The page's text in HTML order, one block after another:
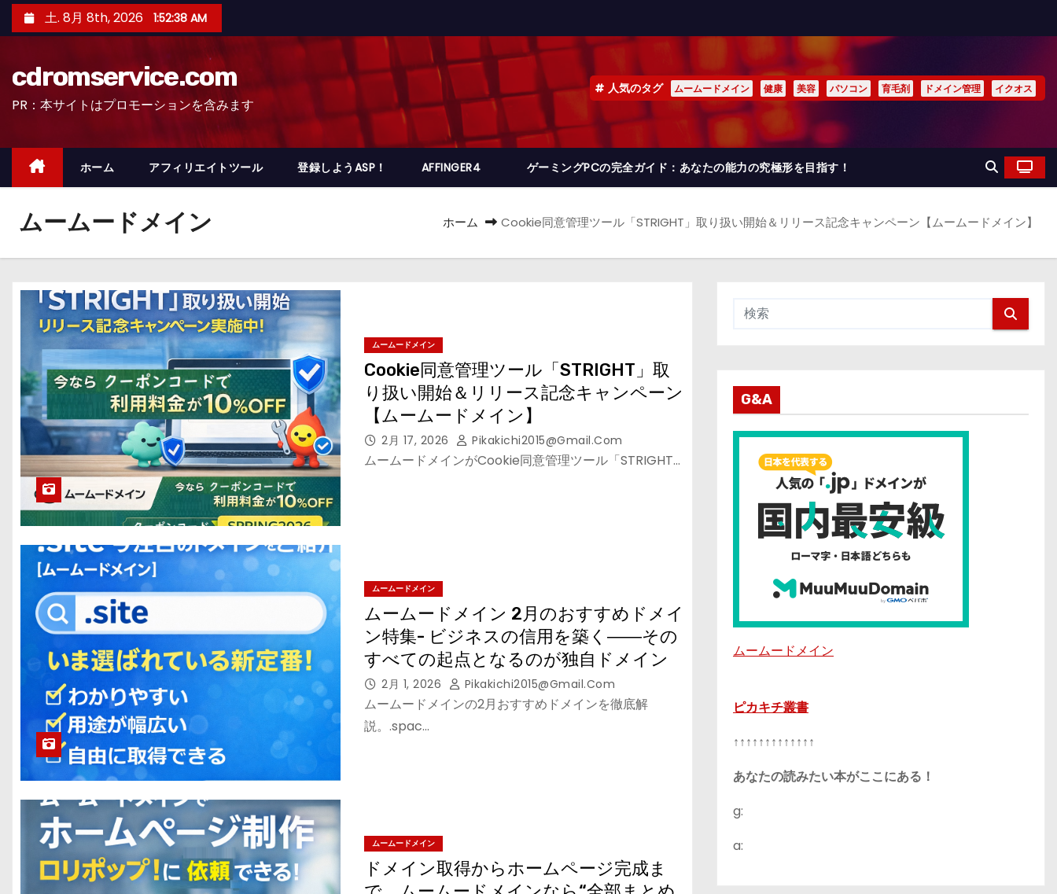
ン
ッ
土. 8月 8th, 2026 1:52:39 AM
cdromservice.com
PR：本サイトはプロモーションを含みます
人気のタグ ムームードメイン 健康 美容 パソコン 育毛剤 ドメイン管理 イクオス
ホーム アフィリエイトツール 登録しようASP！ AFFINGER4 ゲーミングPCの完全ガイド：あなたの能力の究極形を目指す！
ムームードメイン ホーム Cookie同意管理ツール「STRIGHT」取り扱い開始＆リリース記念キャンペーン【ムームードメイン】
ムームードメイン
Cookie同意管理ツール「STRIGHT」取
り扱い開始＆リリース記念キャンペーン
【ムームードメイン】
2月 17, 2026 Pikakichi2015@gmail.com
ムームードメインがCookie同意管理ツール「STRIGHT…
ムームードメイン
ムームードメイン 2月のおすすめドメイ
ン特集- ビジネスの信用を築く――その
すべての起点となるのが独自ドメイン
2月 1, 2026 Pikakichi2015@gmail.com
ムームードメインの2月おすすめドメインを徹底解
説。.spac…
ムームードメイン
ドメイン取得からホームページ完成ま
G&A
ムームードメイン
ピカキチ叢書
↑↑↑↑↑↑↑↑↑↑↑↑↑
あなたの読みたい本がここにある！
g:
a: